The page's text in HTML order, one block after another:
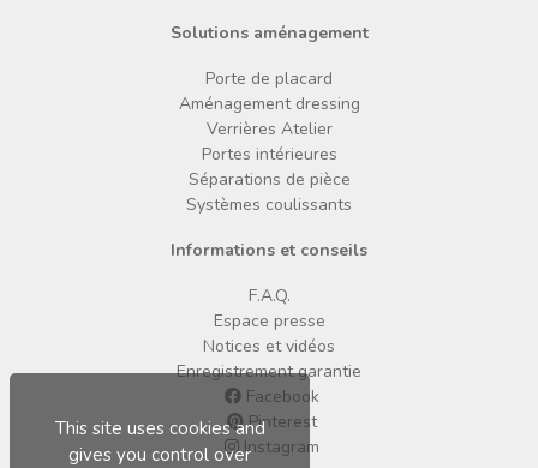
Solutions aménagement
Porte de placard
Aménagement dressing
Verrières Atelier
Portes intérieures
Séparations de pièce
Systèmes coulissants
Informations et conseils
F.A.Q.
Espace presse
Notices et vidéos
Enregistrement garantie
Facebook
Pinterest
Instagram
This site uses cookies and
gives you control over